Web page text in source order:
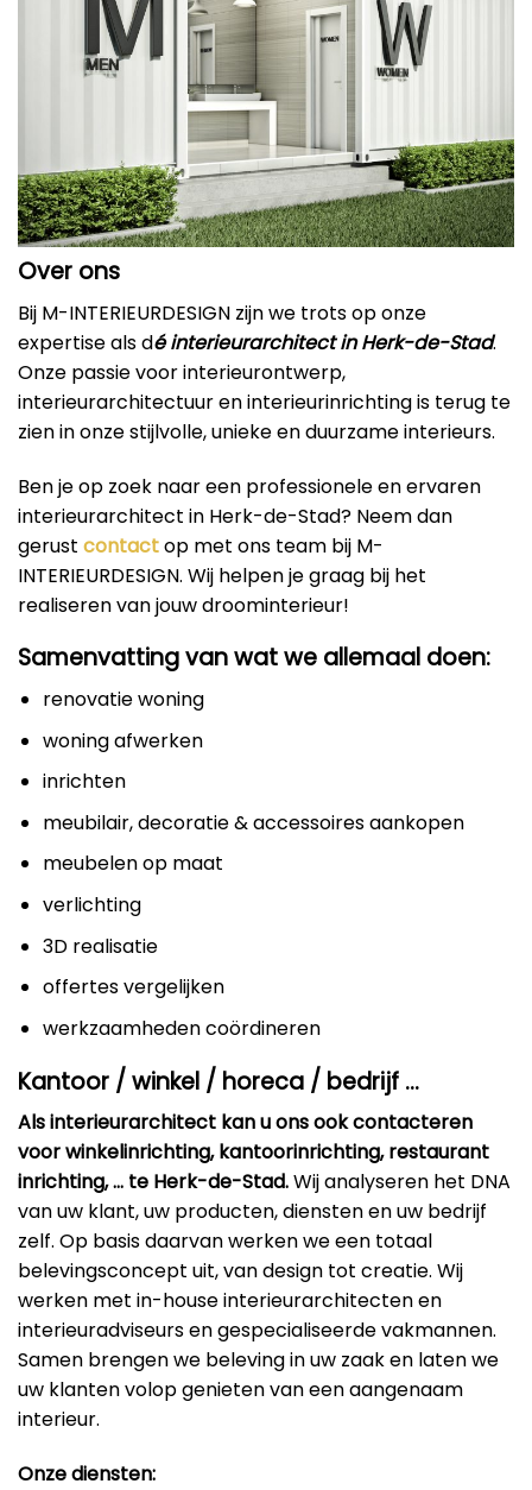
Over ons
Bij M-INTERIEURDESIGN zijn we trots op onze
expertise als dé interieurarchitect in Herk-de-Stad.
Onze passie voor interieurontwerp,
interieurarchitectuur en interieurinrichting is terug te
zien in onze stijlvolle, unieke en duurzame interieurs.
Ben je op zoek naar een professionele en ervaren
interieurarchitect in Herk-de-Stad? Neem dan
gerust contactop met ons team bij M-
INTERIEURDESIGN. Wij helpen je graag bij het
realiseren van jouw droominterieur!
Samenvatting van wat we allemaal doen:
renovatie woning
woning afwerken
inrichten
meubilair, decoratie & accessoires aankopen
meubelen op maat
verlichting
3D realisatie
offertes vergelijken
werkzaamheden coördineren
Kantoor / winkel / horeca / bedrijf …
Als interieurarchitect kan u ons ook contacteren
voor winkelinrichting, kantoorinrichting, restaurant
inrichting, … te Herk-de-Stad.Wij analyseren het DNA
van uw klant, uw producten, diensten en uw bedrijf
zelf. Op basis daarvan werken we een totaal
belevingsconcept uit, van design tot creatie. Wij
werken met in-house interieurarchitecten en
interieuradviseurs en gespecialiseerde vakmannen.
Samen brengen we beleving in uw zaak en laten we
uw klanten volop genieten van een aangenaam
interieur.
Onze diensten: